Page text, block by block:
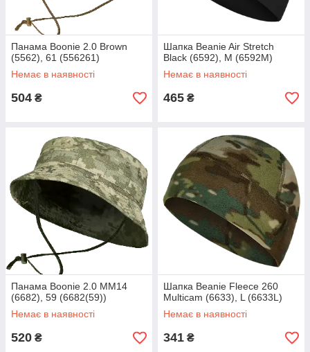
Панама Boonie 2.0 Brown
(5562), 61 (556261)
Немає в наявності
504 ₴
Шапка Beanie Air Stretch
Black (6592), M (6592M)
Немає в наявності
465 ₴
Панама Boonie 2.0 MM14
(6682), 59 (6682(59))
Немає в наявності
520 ₴
Шапка Beanie Fleece 260
Multicam (6633), L (6633L)
Немає в наявності
341 ₴